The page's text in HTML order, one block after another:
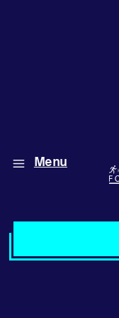
Menu
onder